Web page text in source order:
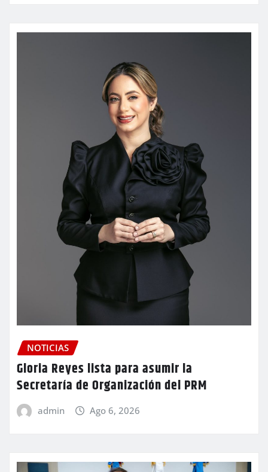
NOTICIAS
Gloria Reyes lista para asumir la
Secretaría de Organización del PRM
admin Ago 6, 2026